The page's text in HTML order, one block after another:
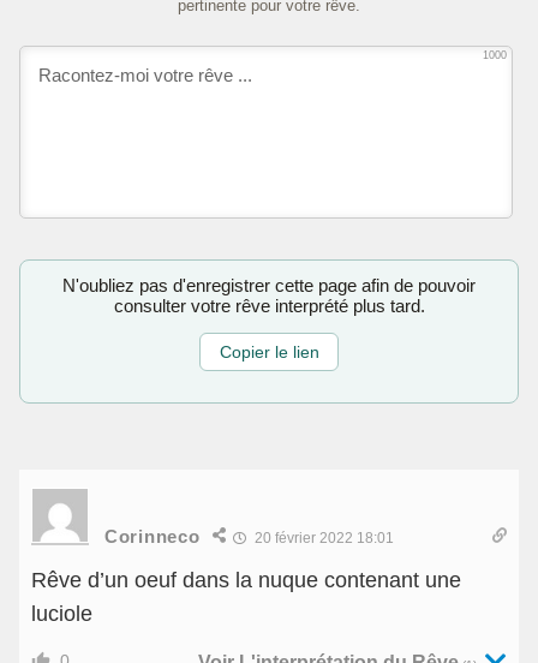
pertinente pour votre rêve.
1000
N'oubliez pas d'enregistrer cette page afin de pouvoir
consulter votre rêve interprété plus tard.
Copier le lien
Corinneco 20 février 2022 18:01
Rêve d’un oeuf dans la nuque contenant une
luciole